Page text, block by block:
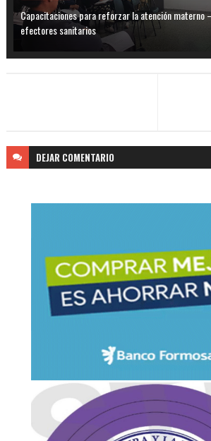
Capacitaciones para reforzar la atención materno
efectores sanitarios
DEJAR COMENTARIO